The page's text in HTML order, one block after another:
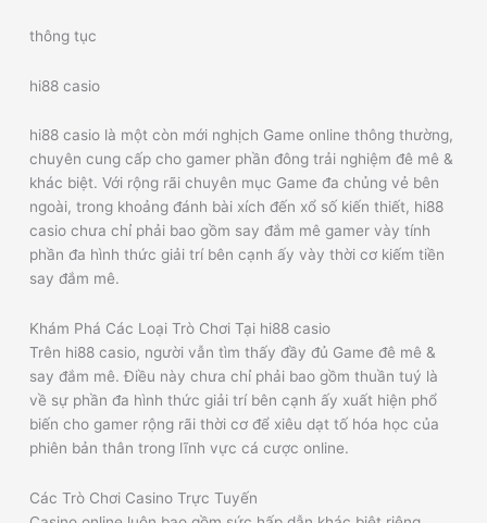
thông tục
hi88 casio
hi88 casio là một còn mới nghịch Game online thông thường,
chuyên cung cấp cho gamer phần đông trải nghiệm đê mê &
khác biệt. Với rộng rãi chuyên mục Game đa chủng vẻ bên
ngoài, trong khoảng đánh bài xích đến xổ số kiến thiết, hi88
casio chưa chỉ phải bao gồm say đắm mê gamer vày tính
phần đa hình thức giải trí bên cạnh ấy vày thời cơ kiếm tiền
say đắm mê.
Khám Phá Các Loại Trò Chơi Tại hi88 casio
Trên hi88 casio, người vẫn tìm thấy đầy đủ Game đê mê &
say đắm mê. Điều này chưa chỉ phải bao gồm thuần tuý là
về sự phần đa hình thức giải trí bên cạnh ấy xuất hiện phổ
biến cho gamer rộng rãi thời cơ để xiêu dạt tố hóa học của
phiên bản thân trong lĩnh vực cá cược online.
Các Trò Chơi Casino Trực Tuyến